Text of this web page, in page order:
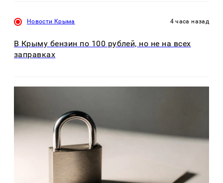
Новости Крыма 4 часа назад
В Крыму бензин по 100 рублей, но не на всех
заправках